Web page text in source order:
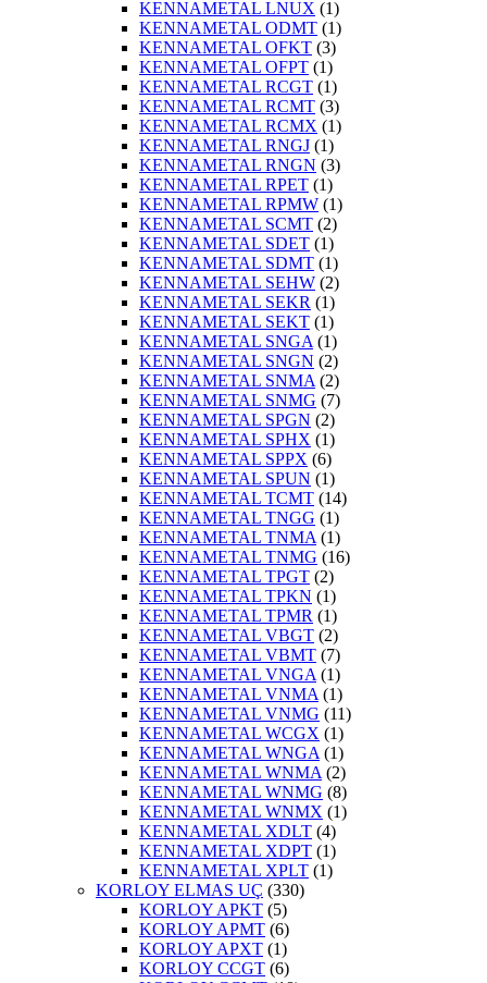
KENNAMETAL LNUX (1)
KENNAMETAL ODMT (1)
KENNAMETAL OFKT (3)
KENNAMETAL OFPT (1)
KENNAMETAL RCGT (1)
KENNAMETAL RCMT (3)
KENNAMETAL RCMX (1)
KENNAMETAL RNGJ (1)
KENNAMETAL RNGN (3)
KENNAMETAL RPET (1)
KENNAMETAL RPMW (1)
KENNAMETAL SCMT (2)
KENNAMETAL SDET (1)
KENNAMETAL SDMT (1)
KENNAMETAL SEHW (2)
KENNAMETAL SEKR (1)
KENNAMETAL SEKT (1)
KENNAMETAL SNGA (1)
KENNAMETAL SNGN (2)
KENNAMETAL SNMA (2)
KENNAMETAL SNMG (7)
KENNAMETAL SPGN (2)
KENNAMETAL SPHX (1)
KENNAMETAL SPPX (6)
KENNAMETAL SPUN (1)
KENNAMETAL TCMT (14)
KENNAMETAL TNGG (1)
KENNAMETAL TNMA (1)
KENNAMETAL TNMG (16)
KENNAMETAL TPGT (2)
KENNAMETAL TPKN (1)
KENNAMETAL TPMR (1)
KENNAMETAL VBGT (2)
KENNAMETAL VBMT (7)
KENNAMETAL VNGA (1)
KENNAMETAL VNMA (1)
KENNAMETAL VNMG (11)
KENNAMETAL WCGX (1)
KENNAMETAL WNGA (1)
KENNAMETAL WNMA (2)
KENNAMETAL WNMG (8)
KENNAMETAL WNMX (1)
KENNAMETAL XDLT (4)
KENNAMETAL XDPT (1)
KENNAMETAL XPLT (1)
KORLOY ELMAS UÇ (330)
KORLOY APKT (5)
KORLOY APMT (6)
KORLOY APXT (1)
KORLOY CCGT (6)